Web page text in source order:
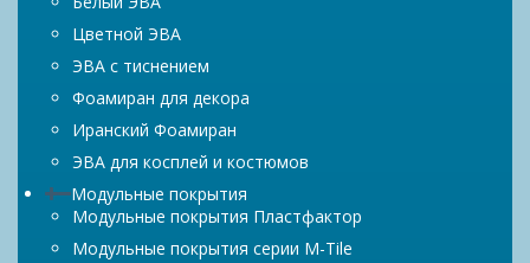
Цветной ЭВА
ЭВА с тиснением
Фоамиран для декора
Иранский Фоамиран
ЭВА для косплей и костюмов
Модульные покрытия
Модульные покрытия Пластфактор
Модульные покрытия серии M-Tile